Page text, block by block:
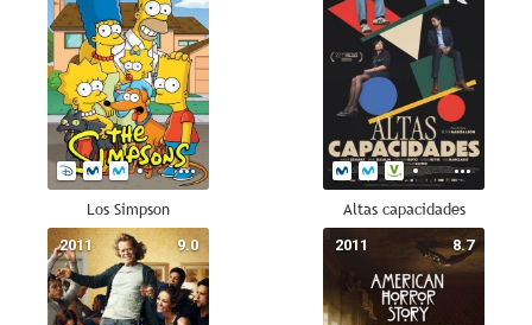
Los Simpson Altas capacidades
9.0
2011 8.7
2011